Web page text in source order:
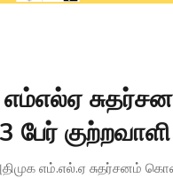
எம்எல்ஏ
பேர்
அதிமுக எம்.எல்.ஏ சுதர்சனம்